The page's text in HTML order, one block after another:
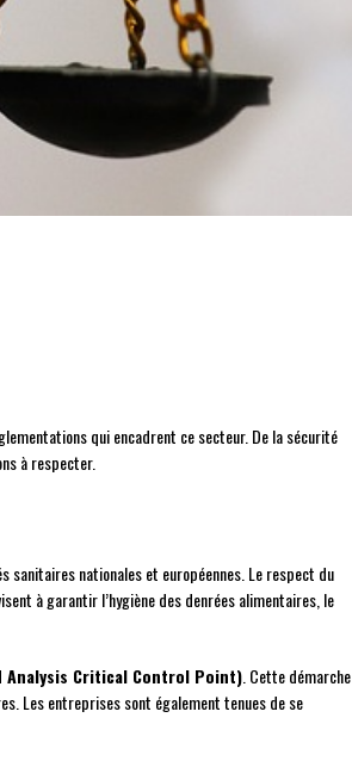
qui encadrent ce secteur. De la sécurité
à respecter.
nationales et européennes. Le respect du
à garantir l’hygiène des denrées alimentaires, le
Analysis Critical Control Point). Cette démarche
Les entreprises sont également tenues de se